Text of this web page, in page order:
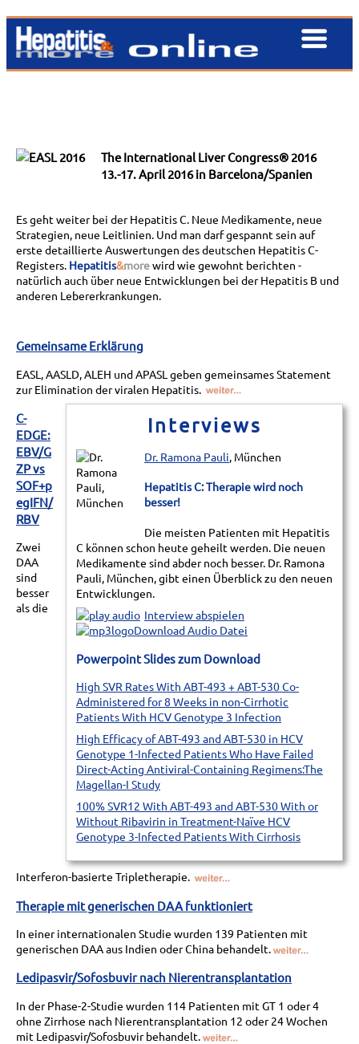
The International Liver Congress® 2016
13.-17. April 2016 in Barcelona/Spanien
Es geht weiter bei der Hepatitis C. Neue Medikamente, neue
Strategien, neue Leitlinien. Und man darf gespannt sein auf
erste detaillierte Auswertungen des deutschen Hepatitis C-
Registers. Hepatitis&morewird wie gewohnt berichten -
natürlich auch über neue Entwicklungen bei der Hepatitis B und
anderen Lebererkrankungen.
Gemeinsame Erklärung
EASL, AASLD, ALEH und APASL geben gemeinsames Statement
zur Elimination der viralen Hepatitis.
Interviews
Dr. Ramona Pauli , München
Hepatitis C: Therapie wird noch
besser!
Die meisten Patienten mit Hepatitis
C können schon heute geheilt werden. Die neuen
Medikamente sind abder noch besser. Dr. Ramona
Pauli, München, gibt einen Überblick zu den neuen
Entwicklungen.
Interview abspielen
Download Audio Datei
Powerpoint Slides zum Download
High SVR Rates With ABT-493 + ABT-530 Co-
Administered for 8 Weeks in non-Cirrhotic
Patients With HCV Genotype 3 Infection
High Efficacy of ABT-493 and ABT-530 in HCV
Genotype 1-Infected Patients Who Have Failed
Direct-Acting Antiviral-Containing Regimens:The
Magellan-I Study
100% SVR12 With ABT-493 and ABT-530 With or
Without Ribavirin in Treatment-Naïve HCV
Genotype 3-Infected Patients With Cirrhosis
C-
EDGE:
EBV/G
ZP vs
SOF+p
egIFN/
RBV
Zwei
DAA
sind
besser
als die
Interferon-basierte Tripletherapie.
Therapie mit generischen DAA funktioniert
In einer internationalen Studie wurden 139 Patienten mit
generischen DAA aus Indien oder China behandelt.
Ledipasvir/Sofosbuvir nach Nierentransplantation
In der Phase-2-Studie wurden 114 Patienten mit GT 1 oder 4
ohne Zirrhose nach Nierentransplantation 12 oder 24 Wochen
mit Ledipasvir/Sofosbuvirbehandelt.